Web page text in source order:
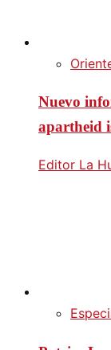
Nuevo
apartheid
Editor La